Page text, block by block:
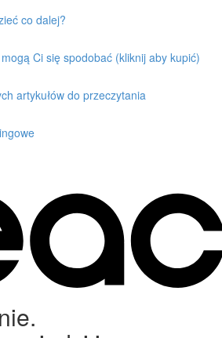
co dalej?
Ci się spodobać (kliknij aby kupić)
artykułów do przeczytania